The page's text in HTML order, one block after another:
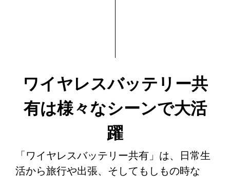
ワイヤレスバッテリー共
有は様々なシーンで大活
躍
「ワイヤレスバッテリー共有」は、日常生
活から旅行や出張、そしてもしもの時な